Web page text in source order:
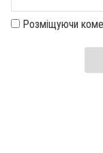
Розміщуючи